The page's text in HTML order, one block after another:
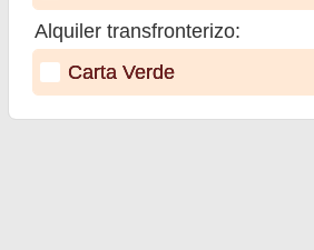
Alquiler transfronterizo:
Carta Verde